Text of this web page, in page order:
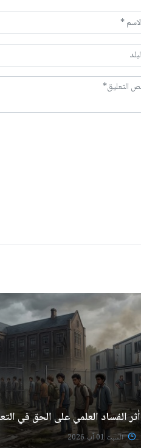
أثر الفساد العلمي على الحق في
السبت 01 آب 2026